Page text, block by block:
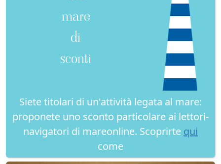
mare
di
sconti
Siete titolari di un'attività legata al mare:
proponete uno sconto particolare ai lettori-
navigatori di mareonline. Scoprirte qui
come